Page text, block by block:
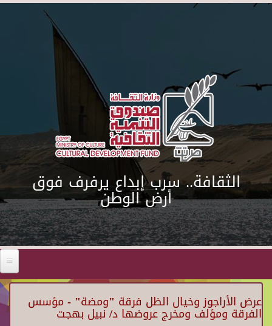
Skip to main content
الثقافة.. سرب إبداع يرفرف فوق
أرض الوطن
عرض الأراجوز وخيال الظل فرقة "ومضة" - مؤسس
الفرقة ومؤلف ومخرج عروضها د/ نبيل بهجت